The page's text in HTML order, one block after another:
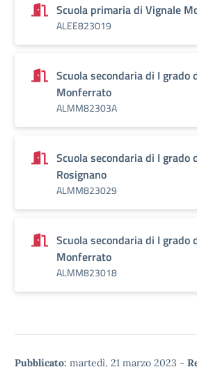
Scuola primaria di Vignale
ALEE823019
Scuola secondaria di I grado
Monferrato
ALMM82303A
Scuola secondaria di I grado
Rosignano
ALMM823029
Scuola secondaria di I grado
Monferrato
ALMM823018
Pubblicato: martedì, 21 marzo 2023 -